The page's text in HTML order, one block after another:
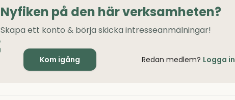
Nyfiken på den här verksamheten?
Skapa ett konto & börja skicka intresseanmälningar!
Kom igång Redan medlem? Logga in